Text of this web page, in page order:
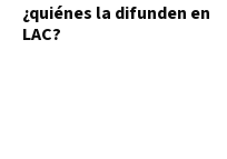
¿quiénes la difunden en
LAC?